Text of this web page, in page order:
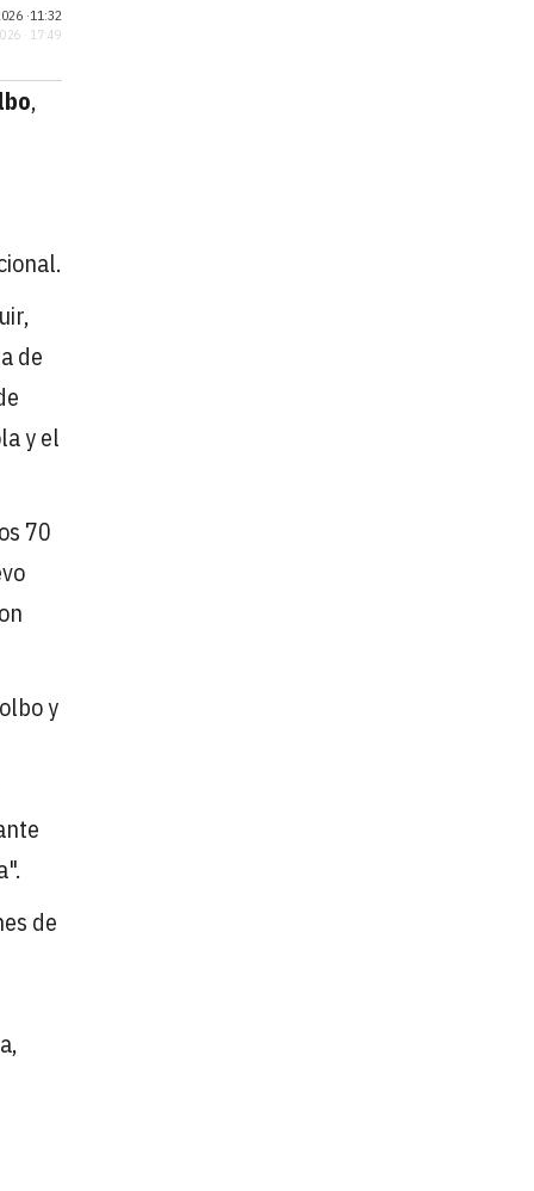
·11:32
· 17:49
,
de
y el
70
y
de